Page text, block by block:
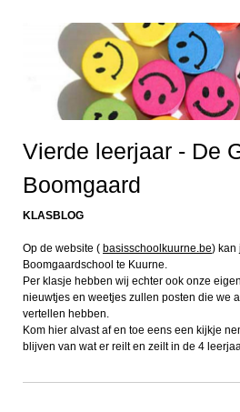
Vierde leerjaar - De
Boomgaard
KLASBLOG
Op de website ( basisschoolkuurne.be) kan
Boomgaardschool te Kuurne.
Per klasje hebben wij echter ook onze
nieuwtjes en weetjes zullen posten die we
vertellen hebben.
Kom hier alvast af en toe eens een kijkje
blijven van wat er reilt en zeilt in de 4